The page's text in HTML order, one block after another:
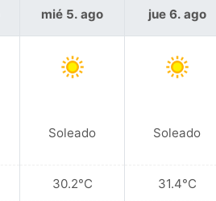
mié 5. ago
Soleado
30.2°C
jue 6. ago
Soleado
31.4°C